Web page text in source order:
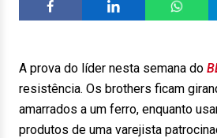
A prova do líder nesta semana do
resistência. Os brothers ficam
amarrados a um ferro, enquanto
produtos de uma varejista